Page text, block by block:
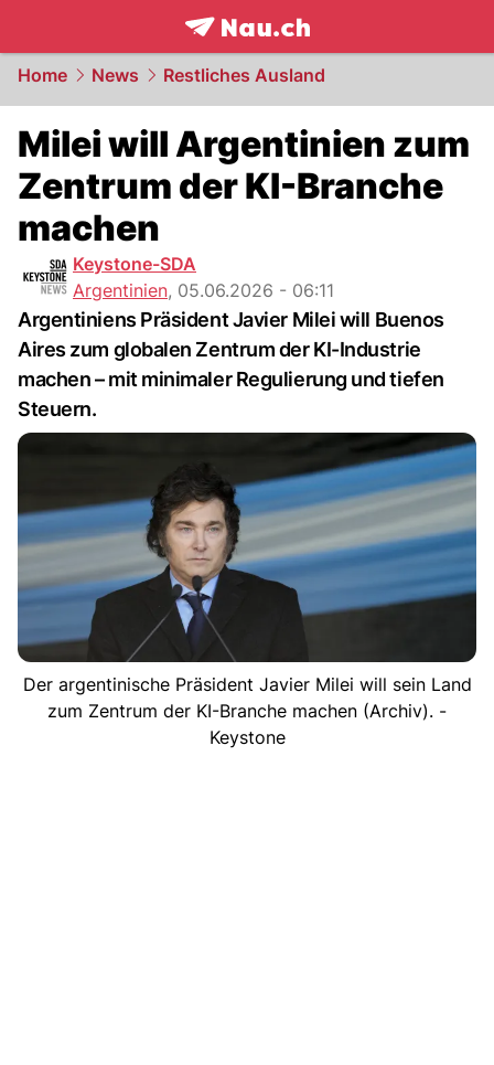
frontpage.NAU.ch
Home News Restliches Ausland
Milei will Argentinien zum
Zentrum der KI-Branche
machen
Keystone-SDA
Argentinien, 05.06.2026 - 06:11
Argentiniens Präsident Javier Milei will Buenos
Aires zum globalen Zentrum der KI-Industrie
machen – mit minimaler Regulierung und tiefen
Steuern.
Der argentinische Präsident Javier Milei will sein Land
zum Zentrum der KI-Branche machen (Archiv). -
Keystone